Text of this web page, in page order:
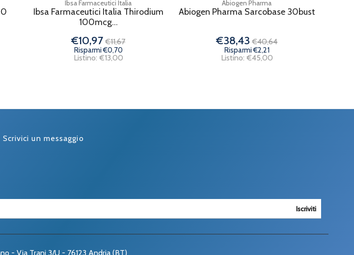
Ibsa Farmaceutici Italia
Ibsa Farmaceutici Italia Thirodium
100mcg...
€10,97 €11,67
Risparmi €0,70
Listino: €13,00
Abiogen Pharma
Abiogen Pharma Sarcobase 30bust
€38,43 €40,64
Risparmi €2,21
Listino: €45,00
Scrivici un messaggio
Iscriviti
- Via Trani 3/U - 76123 Andria (BT)